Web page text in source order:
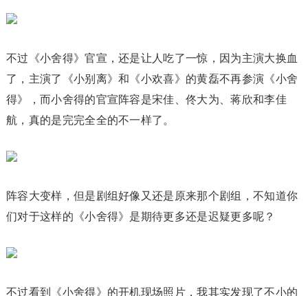
不过《小舍得》官宣，还是让人吃了一惊，因为主演大换血
了，主演了《小别离》和《小欢喜》的黄磊不再参演《小舍
得》，而小舍得的官宣阵容是宋佳、佟大为、蒋欣和李佳
航，真的是完完全全的不一样了。
阵容大变样，但是剧组好像又还是原来那个剧组，不知道你
们对于这样的《小舍得》是期待更多还是迟疑更多呢？
不过看到《小舍得》的开机现场照片，我其实发现了不小的